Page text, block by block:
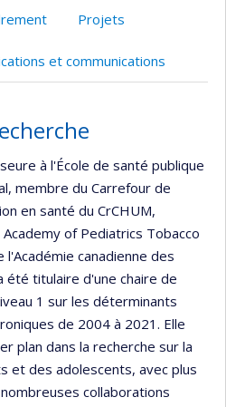
Projets
et communications
à l'École de santé publique
membre du Carrefour de
en santé du CrCHUM,
of Pediatrics Tobacco
canadienne des
été titulaire d'une chaire de
1 sur les déterminants
de 2004 à 2021. Elle
plan dans la recherche sur la
et des adolescents, avec plus
collaborations